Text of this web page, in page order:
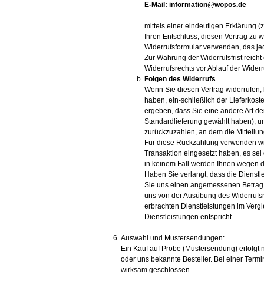
E-Mail: information@wopos.de
mittels einer eindeutigen Erklärung
Ihren Entschluss, diesen Vertrag zu
Widerrufsformular verwenden, das
Zur Wahrung der Widerrufsfrist
Widerrufsrechts vor Ablauf der
Folgen des Widerrufs
Wenn Sie diesen Vertrag
haben, ein-schließlich der
ergeben, dass Sie eine andere Art
Standardlieferung gewählt haben),
zurückzuzahlen, an dem die
Für diese Rückzahlung verwenden
Transaktion eingesetzt haben, es
in keinem Fall werden Ihnen wegen
Haben Sie verlangt, dass die
Sie uns einen angemessenen
uns von der Ausübung des
erbrachten Dienstleistungen im
Dienstleistungen entspricht.
Auswahl und Mustersendungen:
Ein Kauf auf Probe (Mustersendung)
oder uns bekannte Besteller. Bei einer
wirksam geschlossen.